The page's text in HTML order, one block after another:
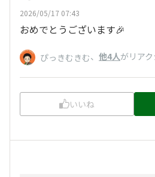
2026/05/17 07:43
おめでとうございます🎉
ぴっきむきむ、 他4人がリア
いいね